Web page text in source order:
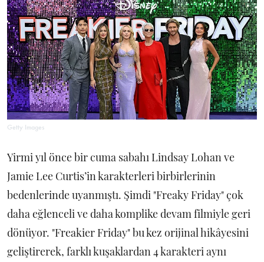
Getty Images
Yirmi yıl önce bir cuma sabahı Lindsay Lohan ve
Jamie Lee Curtis’in karakterleri birbirlerinin
bedenlerinde uyanmıştı. Şimdi "Freaky Friday" çok
daha eğlenceli ve daha komplike devam filmiyle geri
dönüyor. "Freakier Friday" bu kez orijinal hikâyesini
geliştirerek, farklı kuşaklardan 4 karakteri aynı